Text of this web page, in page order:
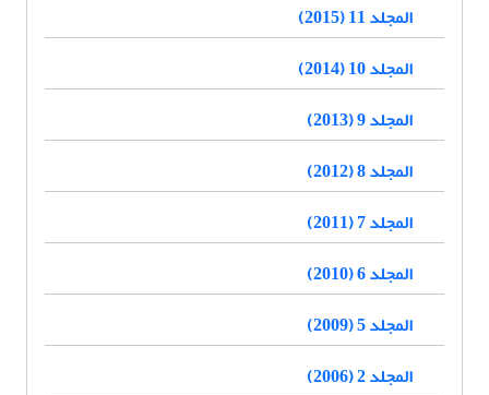
المجلد 11 (2015)
المجلد 10 (2014)
المجلد 9 (2013)
المجلد 8 (2012)
المجلد 7 (2011)
المجلد 6 (2010)
المجلد 5 (2009)
المجلد 2 (2006)